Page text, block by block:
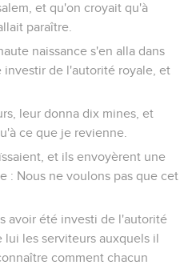
et qu'on croyait qu'à
paraître.
naissance s'en alla dans
investir de l'autorité royale, et
leur donna dix mines, et
ce que je revienne.
et ils envoyèrent une
: Nous ne voulons pas que cet
avoir été investi de l'autorité
lui les serviteurs auxquels il
comment chacun